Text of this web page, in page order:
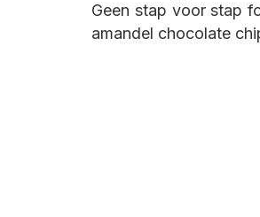
Geen stap voor stap
amandel chocolate